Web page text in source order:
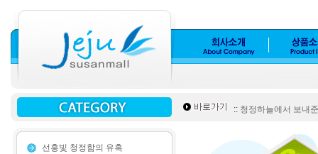
:: 청정하늘에서 보내
선홍빛 청정함의 유혹